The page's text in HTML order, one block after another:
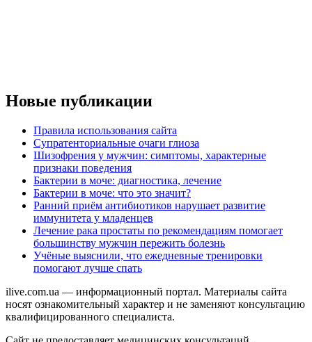
Новые публикации
Правила использования сайта
Супратенториальные очаги глиоза
Шизофрения у мужчин: симптомы, характерные
признаки поведения
Бактерии в моче: диагностика, лечение
Бактерии в моче: что это значит?
Ранний приём антибиотиков нарушает развитие
иммунитета у младенцев
Лечение рака простаты по рекомендациям помогает
большинству мужчин пережить болезнь
Учёные выяснили, что ежедневные тренировки
помогают лучше спать
ilive.com.ua — информационный портал. Материалы сайта
носят ознакомительный характер и не заменяют консультацию
квалифицированного специалиста.